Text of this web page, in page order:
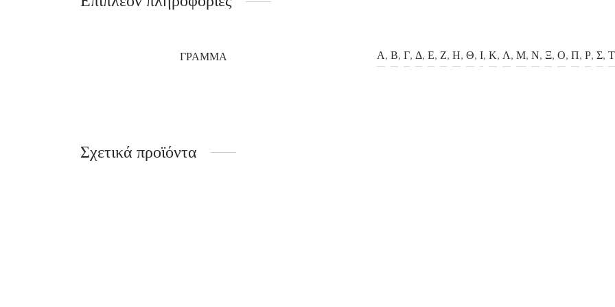
ΓΡΆΜΜΑ Α, Β, Γ, Δ, Ε, Ζ, Η, Θ, Ι, Κ, Λ, Μ, Ν, Ξ, Ο, Π, Ρ, Σ, Τ
Σχετικά προϊόντα